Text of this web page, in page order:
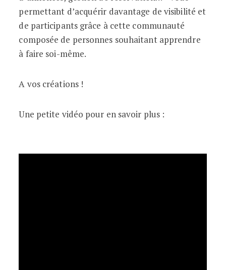
permettant d’acquérir davantage de visibilité et
de participants grâce à cette communauté
composée de personnes souhaitant apprendre
à faire soi-même.
A vos créations !
Une petite vidéo pour en savoir plus :